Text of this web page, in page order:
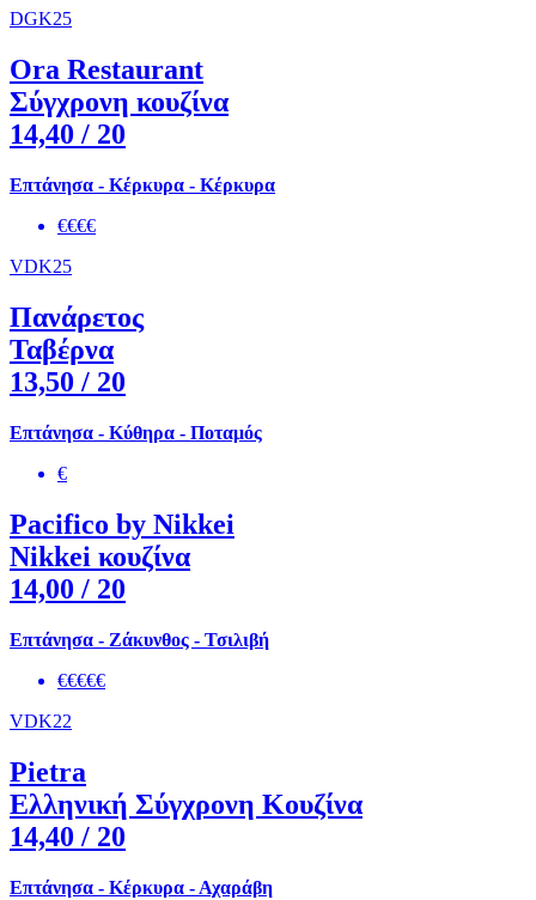
DGK25
Ora Restaurant
Σύγχρονη κουζίνα
14,40 / 20
Επτάνησα - Κέρκυρα - Κέρκυρα
€€€€
VDK25
Πανάρετος
Ταβέρνα
13,50 / 20
Επτάνησα - Κύθηρα - Ποταμός
€
Pacifico by Nikkei
Nikkei κουζίνα
14,00 / 20
Επτάνησα - Ζάκυνθος - Τσιλιβή
€€€€€
VDK22
Pietra
Ελληνική Σύγχρονη Κουζίνα
14,40 / 20
Επτάνησα - Κέρκυρα - Αχαράβη